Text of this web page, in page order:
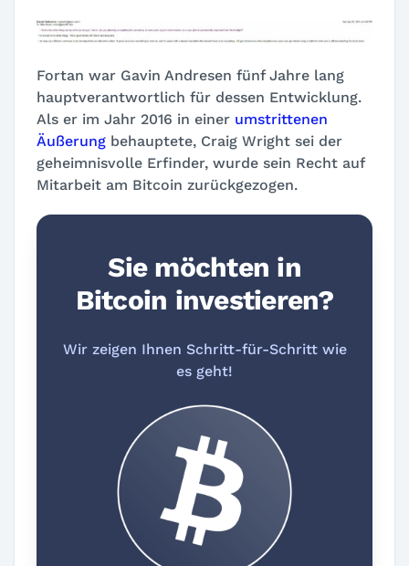
Fortan war Gavin Andresen fünf Jahre lang
hauptverantwortlich für dessen Entwicklung.
Als er im Jahr 2016 in einer umstrittenen
Äußerung behauptete, Craig Wright sei der
geheimnisvolle Erfinder, wurde sein Recht auf
Mitarbeit am Bitcoin zurückgezogen.
Sie möchten in
Bitcoin investieren?
Wir zeigen Ihnen Schritt-für-Schritt wie
es geht!